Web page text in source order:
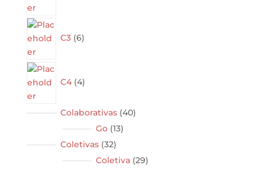
C3 6products
C4 4products
Colaborativas 4040
Go 1313
Coletivas 3232
products
Coletiva 2929